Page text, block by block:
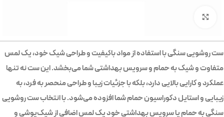
ست روشویی سنگی با استفاده از مواد باکیفیت و طراحی شیک خود، یک لمس
متفاوت و شیک به حمام و سرویس بهداشتی شما می‌بخشد. این ست نه تنها
عملکرد و کارایی بالایی دارد، بلکه با جزئیات زیبا و طراحی منحصر به فرد، به
زیبایی و استایل دکوراسیون حمام شما افزوده می‌شود. با انتخاب ست روشویی
سنگی به حمام یا سرویس بهداشتی خود یک لمس اضافی از شیک‌پوشی و